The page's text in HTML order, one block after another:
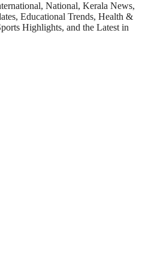
National, Kerala News,
Educational Trends, Health &
Highlights, and the Latest in